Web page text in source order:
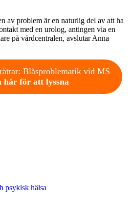
av problem är en naturlig del av att ha
med en urolog, antingen via en
på vårdcentralen, avslutar Anna
Blåsproblematik vid MS
här för att lyssna
psykisk hälsa